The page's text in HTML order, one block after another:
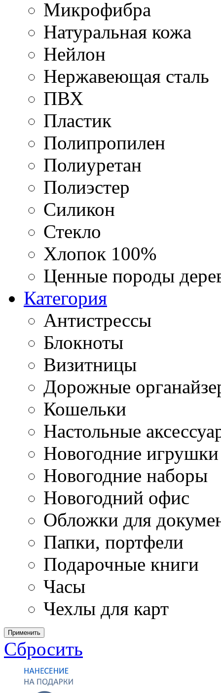
Микрофибра
Натуральная кожа
Нейлон
Нержавеющая сталь
ПВХ
Пластик
Полипропилен
Полиуретан
Полиэстер
Силикон
Стекло
Хлопок 100%
Ценные породы
Категория
Антистрессы
Блокноты
Визитницы
Дорожные
Кошельки
Настольные
Новогодние игрушки
Новогодние наборы
Новогодний офис
Обложки для
Папки, портфели
Подарочные книги
Часы
Чехлы для карт
Применить
Сбросить